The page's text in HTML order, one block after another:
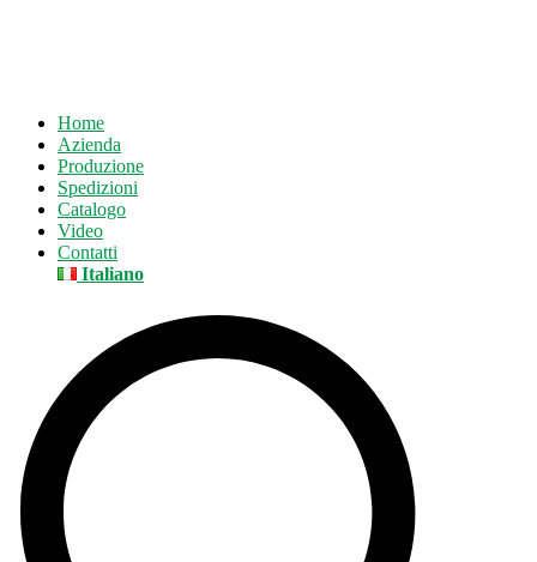
Home
Azienda
Produzione
Spedizioni
Catalogo
Video
Contatti
Italiano